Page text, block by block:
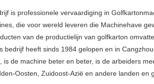
is professionele vervaardiging in
die voor wereld leveren die Machinehave
van de productielijn van golfkarton
bedrijf heeft sinds 1984 gelopen en in
is de machine beter en beter, is de arbeiders
Oosten, Zuidoost-Azië en andere landen